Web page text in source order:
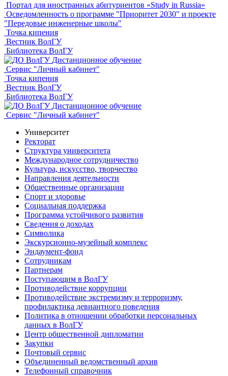
Портал для иностранных абитуриентов «Study in Russia»
Осведомленность о программе "Приоритет 2030" и проекте
"Передовые инженерные школы"
Точка кипения
Вестник ВолГУ
Библиотека ВолГУ
Дистанционное обучение
Сервис "Личный кабинет"
Точка кипения
Вестник ВолГУ
Библиотека ВолГУ
Дистанционное обучение
Сервис "Личный кабинет"
Университет
Ректорат
Структура университета
Международное сотрудничество
Культура, искусство, творчество
Направления деятельности
Общественные организации
Спорт и здоровье
Социальная поддержка
Программа устойчивого развития
Сведения о доходах
Символика
Экскурсионно-музейный комплекс
Эндаумент-фонд
Сотрудникам
Партнерам
Поступающим в ВолГУ
Противодействие коррупции
Противодействие экстремизму и терроризму,
профилактика девиантного поведения
Политика в отношении обработки персональных
данных в ВолГУ
Центр общественной дипломатии
Закупки
Почтовый сервис
Объединенный ведомственный архив
Телефонный справочник